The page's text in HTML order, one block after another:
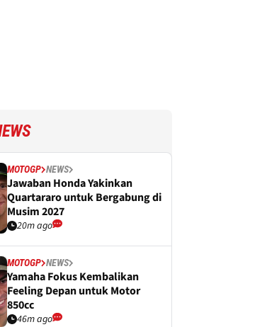
MOTOGP NEWS
Jawaban Honda Yakinkan
Quartararo untuk Bergabung di
Musim 2027
20m ago
MOTOGP NEWS
Yamaha Fokus Kembalikan
Feeling Depan untuk Motor
850cc
46m ago